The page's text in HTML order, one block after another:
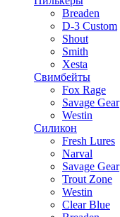
Breaden
D-3 Custom
Shout
Smith
Xesta
Свимбейты
Fox Rage
Savage Gear
Westin
Силикон
Fresh Lures
Narval
Savage Gear
Trout Zone
Westin
Clear Blue